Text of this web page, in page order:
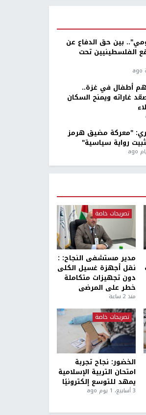
بين حق الدفاع عن
الفلسطينيين تحت
أطفال في غزة..
غاراته ويمنح السكان
"معركة مضيق هرمز
رواية سياسية"
تصريحات خاصة
مدير مستشفى النجاح: :
نقل أجهزة غسيل الكلى
دون تجهيزات متكاملة
خطر على المرضى
منذ 2 ساعة
تصريحات خاصة
الخضور: نجاح تجربة
امتحان التربية الإسلامية
يمهد للتوسع إلكترونيًا
3 أسابيع، 1 يوم ago